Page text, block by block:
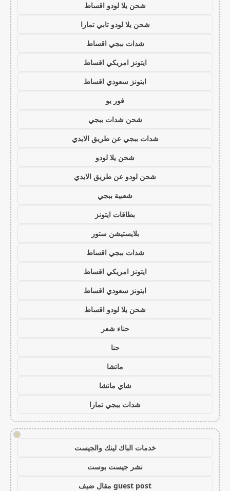
شحن يلا لودو اقساط
شحن يلا لودو تابي تمارا
شدات ببجي اقساط
ايتونز امريكي اقساط
ايتونز سعودي اقساط
فور يو
شحن شدات ببجي
شدات ببجي عن طريق الايدي
شحن يلا لودو
شحن لودو عن طريق الايدي
شعبية ببجي
بطاقات ايتونز
بلايستيشن ستور
شدات ببجي اقساط
ايتونز امريكي اقساط
ايتونز سعودي اقساط
شحن يلا لودو اقساط
حناء شعر
حنا
ماتشا
شاي ماتشا
شدات ببجي تمارا
!
خدمات الباك لينك والجيست
نشر جيست بوست
guest post مقال ضيف